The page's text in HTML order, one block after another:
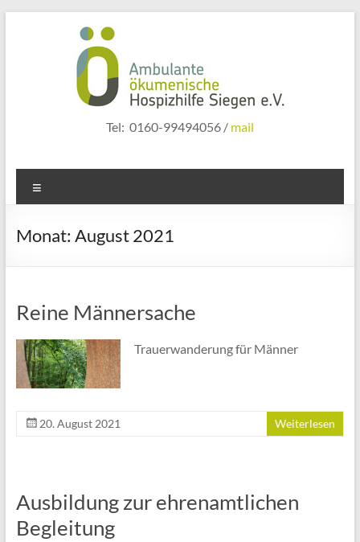
hospizhilfe
siegen
Tel: 0160-99494056 / mail
Monat: August 2021
Reine Männersache
Trauerwanderung für Männer
20. August 2021 Weiterlesen
Ausbildung zur ehrenamtlichen
Begleitung